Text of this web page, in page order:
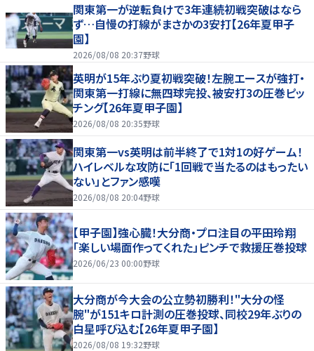
関東第一が逆転負けで3年連続初戦突破はなら
ず…自慢の打線がまさかの3安打【26年夏甲子
園】
2026/08/08 20:37野球
英明が15年ぶり夏初戦突破！左腕エースが強打・
関東第一打線に無四球完投、被安打3の圧巻ピッ
チング【26年夏甲子園】
2026/08/08 20:35野球
関東第一vs英明は前半終了で1対1の好ゲーム！
ハイレベルな攻防に「1回戦で当たるのはもったい
ない」とファン感嘆
2026/08/08 20:04野球
【甲子園】強心臓！大分商・プロ注目の平田玲翔
「楽しい場面作ってくれた」ピンチで救援圧巻投球
2026/06/23 00:00野球
大分商が今大会の公立勢初勝利！"大分の怪
腕"が151キロ計測の圧巻投球、同校29年ぶりの
白星呼び込む【26年夏甲子園】
2026/08/08 19:32野球